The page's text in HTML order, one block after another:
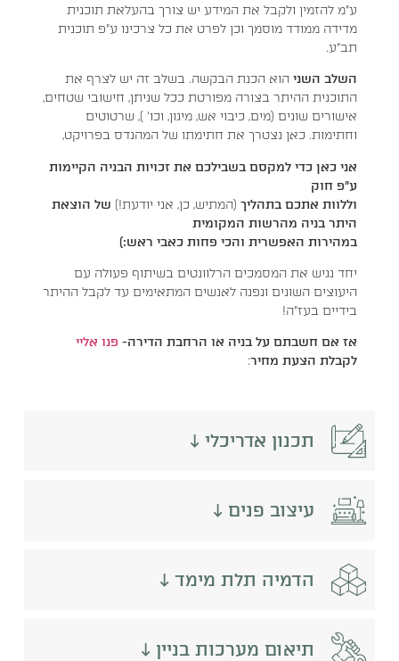
ע"מ להזמין ולקבל את המידע יש צורך בהעלאת תוכנית
מדידה ממודד מוסמך וכן לפרט את כל צרכינו ע"פ תוכנית
תב"ע.
השלב השני הוא הכנת הבקשה. בשלב זה יש לצרף את
התוכנית ההיתר בצורה מפורטת ככל שניתן, חישובי שטחים,
אישורים שונים (מים, כיבוי אש, מיגון, וכו' ), שרטוטים
וחתימות. כאן נצטרך את חתימתו של המהנדס בפרויקט,
אני כאן כדי למקסם בשבילכם את זכויות הבניה הקיימות
ע"פ חוק
וללוות אתכם בתהליך (המתיש, כן, אני יודעת!) של הוצאת
היתר בניה מהרשות המקומית
במהירות האפשרית והכי פחות כאבי ראש:)
יחד נגיש את המסמכים הרלוונטים בשיתוף פעולה עם
היעוצים השונים ונפנה לאנשים המתאימים עד לקבל ההיתר
בידיים בעז"ה!
אז אם חשבתם על בניה או הרחבת הדירה- פנו אליי
לקבלת הצעת מחיר:
תכנון אדריכלי ↓
עיצוב פנים ↓
הדמיה תלת מימד ↓
תיאום מערכות בניין ↓